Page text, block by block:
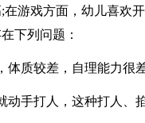
游戏方面，幼儿喜欢
下列问题：
质较差，自理能力很差
手打人，这种打人、